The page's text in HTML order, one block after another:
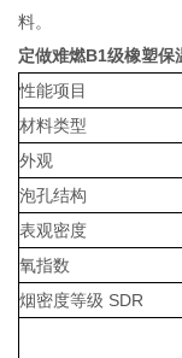
料。
定做难燃B1级橡塑保
性能项目
材料类型
外观
泡孔结构
表观密度
氧指数
烟密度等级 SDR